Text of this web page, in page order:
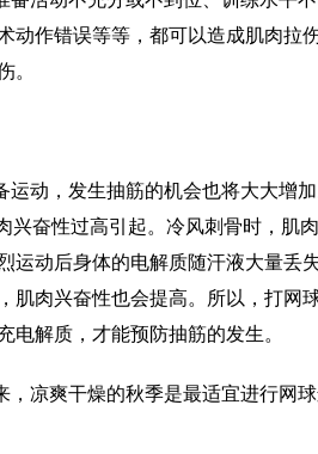
动作错误等等，都可以造成肌肉拉
。
动，发生抽筋的机会也将大大增
兴奋性过高引起。冷风刺骨时，肌
运动后身体的电解质随汗液大量丢
肌肉兴奋性也会提高。所以，打网
解质，才能预防抽筋的发生。
凉爽干燥的秋季是最适宜进行网